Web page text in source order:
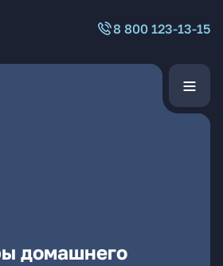
8 800 123-13-15
домашнего